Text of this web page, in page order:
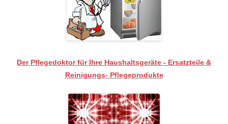
Der Pflegedoktor für Ihre Haushaltsgeräte - Ersatzteile &
Reinigungs- Pflegeprodukte